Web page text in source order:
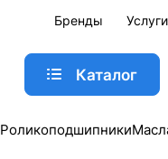
Бренды Услуги
Каталог
Роликоподшипники